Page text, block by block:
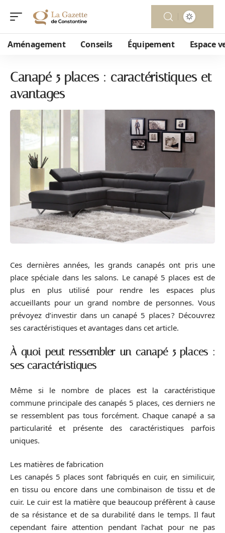
Aménagement Conseils Équipement Espace
Canapé 5 places : caractéristiques et
avantages
Ces dernières années, les grands canapés ont pris une
place spéciale dans les salons. Le canapé 5 places est de
plus en plus utilisé pour rendre les espaces plus
accueillants pour un grand nombre de personnes. Vous
prévoyez d’investir dans un canapé 5 places ? Découvrez
ses caractéristiques et avantages dans cet article.
À quoi peut ressembler un canapé 5 places :
ses caractéristiques
Même si le nombre de places est la caractéristique
commune principale des canapés 5 places, ces derniers ne
se ressemblent pas tous forcément. Chaque canapé a sa
particularité et présente des caractéristiques parfois
uniques.
Les matières de fabrication
Les canapés 5 places sont fabriqués en cuir, en similicuir,
en tissu ou encore dans une combinaison de tissu et de
cuir. Le cuir est la matière que beaucoup préfèrent à cause
de sa résistance et de sa durabilité dans le temps. Il faut
cependant faire attention pendant l’achat pour ne pas